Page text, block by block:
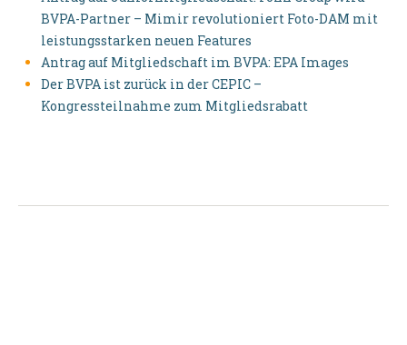
BVPA-Partner – Mimir revolutioniert Foto-DAM mit
leistungsstarken neuen Features
Antrag auf Mitgliedschaft im BVPA: EPA Images
Der BVPA ist zurück in der CEPIC –
Kongressteilnahme zum Mitgliedsrabatt